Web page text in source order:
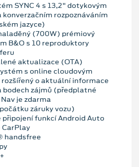
SYNC 4 s 13,2" dotykovým
konverzačním rozpoznáváním
jazyce)
(700W) prémiový
B&O s 10 reproduktory
aktualizace (OTA)
s online cloudovým
o aktuální informace
bodech zájmů (předplatné
je zdarma
záruky vozu)
připojení funkcí Android Auto
CarPlay
handsfree